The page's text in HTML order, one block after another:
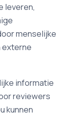
leveren,
menselijke
externe
informatie
reviewers
kunnen